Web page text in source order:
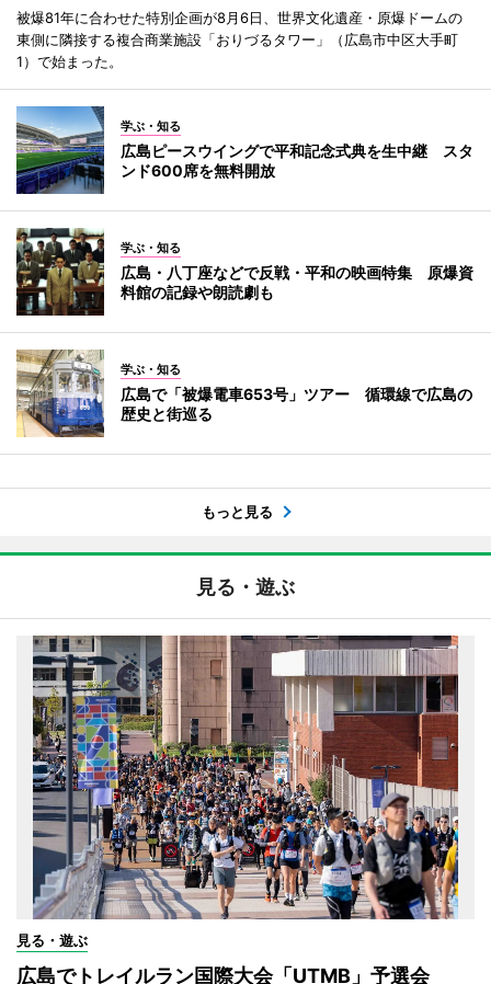
被爆81年に合わせた特別企画が8月6日、世界文化遺産・原爆ドームの
東側に隣接する複合商業施設「おりづるタワー」（広島市中区大手町
1）で始まった。
学ぶ・知る
広島ピースウイングで平和記念式典を生中継 スタ
ンド600席を無料開放
学ぶ・知る
広島・八丁座などで反戦・平和の映画特集 原爆資
料館の記録や朗読劇も
学ぶ・知る
広島で「被爆電車653号」ツアー 循環線で広島の
歴史と街巡る
もっと見る
見る・遊ぶ
見る・遊ぶ
広島でトレイルラン国際大会「UTMB」予選会